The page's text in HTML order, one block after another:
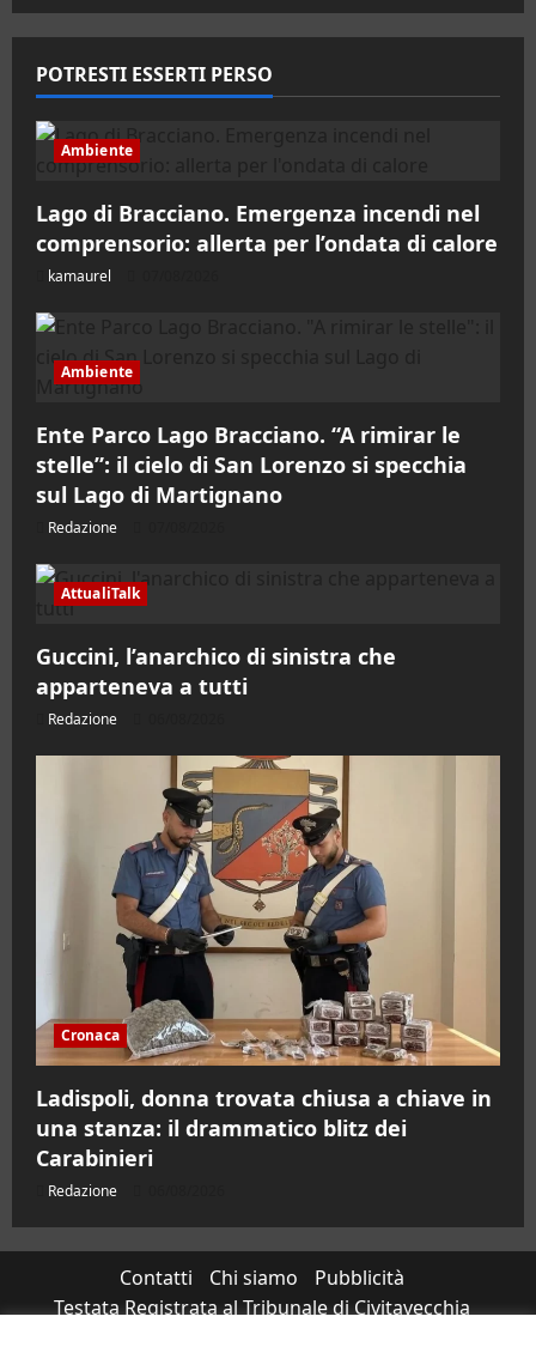
POTRESTI ESSERTI PERSO
Ambiente
Lago di Bracciano. Emergenza incendi nel
comprensorio: allerta per l’ondata di calore
kamaurel
Ambiente
Ente Parco Lago Bracciano. “A rimirar le
stelle”: il cielo di San Lorenzo si specchia
sul Lago di Martignano
Redazione
AttualiTalk
Guccini, l’anarchico di sinistra che
apparteneva a tutti
Redazione
Cronaca
Ladispoli, donna trovata chiusa a chiave in
una stanza: il drammatico blitz dei
Carabinieri
Redazione
Contatti Chi siamo
Pubblicità
Testata Registrata al Tribunale di Civitavecchia